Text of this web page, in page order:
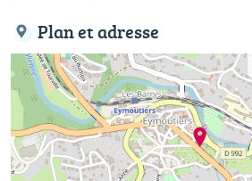
Plan et adresse